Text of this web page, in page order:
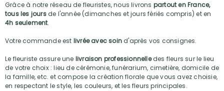
Grâce à notre réseau de fleuristes, nous livrons partout en France,
tous les joursde l'année (dimanches et jours fériés compris) et en
4h seulement.
Votre commande est livrée avec soind'après vos consignes.
Le fleuriste assure une livraison professionnelledes fleurs sur le lieu
de votre choix : lieu de cérémonie, funérarium, cimetière, domicile de
la famille, etc. et compose la création florale que vous avez choisie,
en respectant le style, les couleurs, et les fleurs principales.